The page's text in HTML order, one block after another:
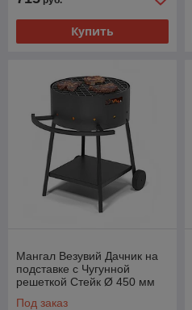
Купить
Мангал Везувий Дачник на
подставке с Чугунной
решеткой Стейк Ø 450 мм
Под заказ